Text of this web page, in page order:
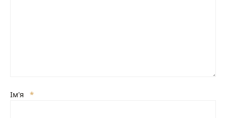
Ім'я *